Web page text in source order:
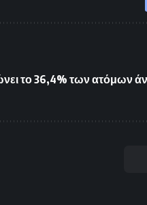
το 36,4% των ατόμων